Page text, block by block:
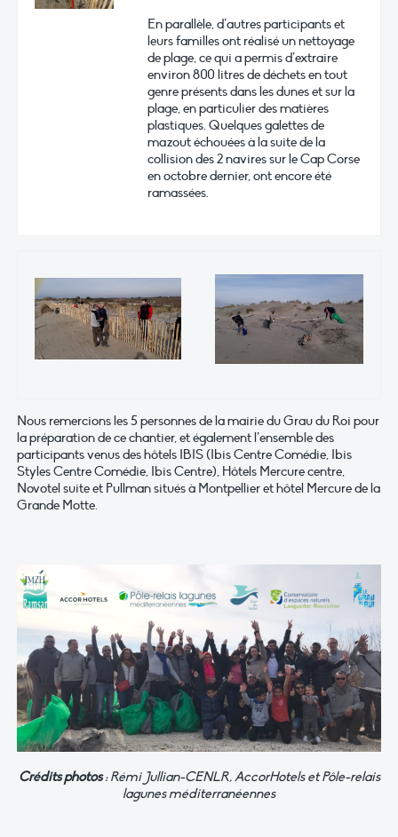
En parallèle, d’autres participants et
leurs familles ont réalisé un nettoyage
de plage, ce qui a permis d’extraire
environ 800 litres de déchets en tout
genre présents dans les dunes et sur la
plage, en particulier des matières
plastiques. Quelques galettes de
mazout échouées à la suite de la
collision des 2 navires sur le Cap Corse
en octobre dernier, ont encore été
ramassées.
Nous remercions les 5 personnes de la mairie du Grau du Roi pour
la préparation de ce chantier, et également l’ensemble des
participants venus des hôtels IBIS (Ibis Centre Comédie, Ibis
Styles Centre Comédie, Ibis Centre), Hôtels Mercure centre,
Novotel suite et Pullman situés à Montpellier et hôtel Mercure de la
Grande Motte.
Crédits photos: Rémi Jullian-CENLR, AccorHotels et Pôle-relais
lagunes méditerranéennes